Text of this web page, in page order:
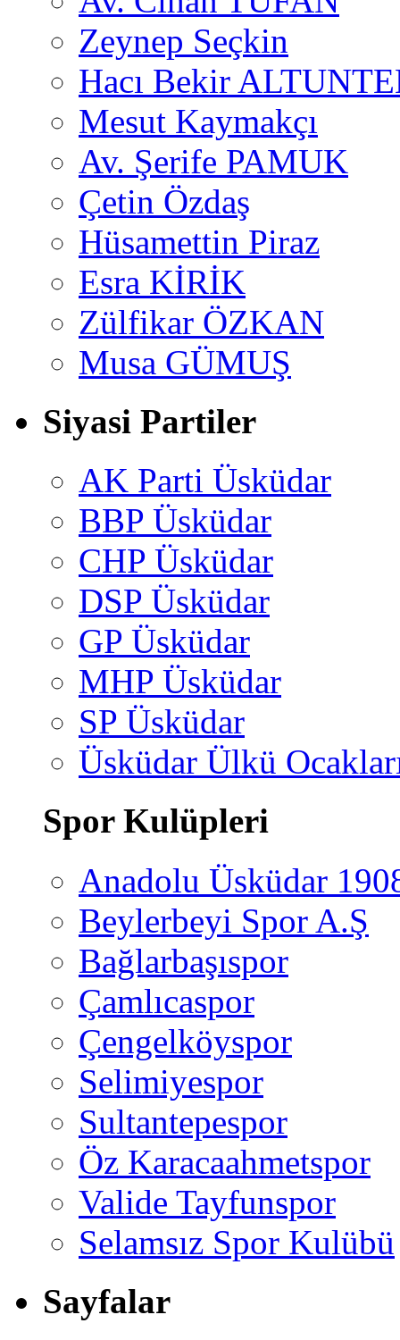
Zeynep Seçkin
Hacı Bekir
Mesut Kaymakçı
Av. Şerife PAMUK
Çetin Özdaş
Hüsamettin Piraz
Esra KİRİK
Zülfikar ÖZKAN
Musa GÜMUŞ
Siyasi Partiler
AK Parti Üsküdar
BBP Üsküdar
CHP Üsküdar
DSP Üsküdar
GP Üsküdar
MHP Üsküdar
SP Üsküdar
Üsküdar Ülkü
Spor Kulüpleri
Anadolu Üsküdar
Beylerbeyi Spor A.Ş
Bağlarbaşıspor
Çamlıcaspor
Çengelköyspor
Selimiyespor
Sultantepespor
Öz Karacaahmetspor
Valide Tayfunspor
Selamsız Spor Kulübü
Sayfalar